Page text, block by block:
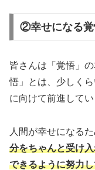
②幸せになる覚
皆さんは「覚悟」
悟」とは、少しく
に向けて前進して
人間が幸せになる
分をちゃんと受け
できるように努力